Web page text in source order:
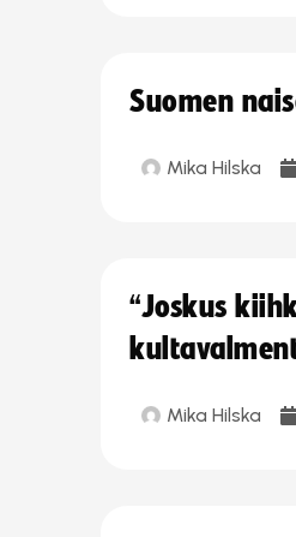
Suomen
Mika Hilska
“Joskus
Mika Hilska